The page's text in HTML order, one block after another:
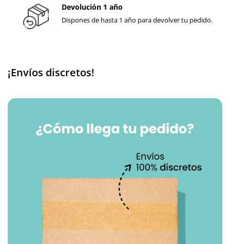
Devolución 1 año
Dispones de hasta 1 año para devolver tu pedido.
¡Envíos discretos!